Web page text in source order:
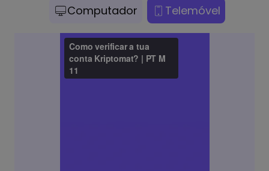
Computador Telemóvel